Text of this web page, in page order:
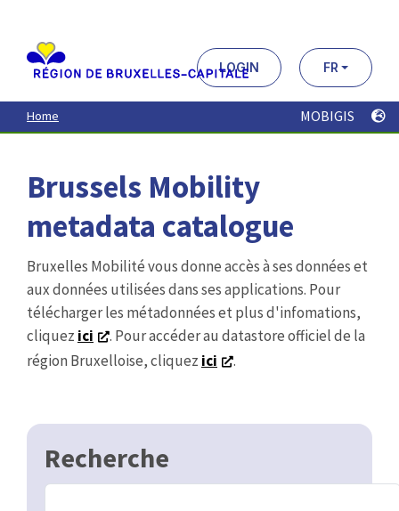
contenu
principal
LOGIN FR
Home MOBIGIS
Brussels Mobility
metadata catalogue
Bruxelles Mobilité vous donne accès à ses données et
aux données utilisées dans ses applications. Pour
télécharger les métadonnées et plus d'infomations,
cliquez ici
. Pour accéder au datastore officiel de la
région Bruxelloise, cliquez ici .
Recherche